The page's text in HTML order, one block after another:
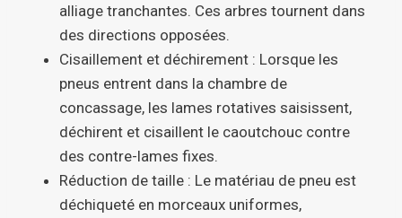
alliage tranchantes. Ces arbres tournent dans
des directions opposées.
Cisaillement et déchirement : Lorsque les
pneus entrent dans la chambre de
concassage, les lames rotatives saisissent,
déchirent et cisaillent le caoutchouc contre
des contre-lames fixes.
Réduction de taille : Le matériau de pneu est
déchiqueté en morceaux uniformes,